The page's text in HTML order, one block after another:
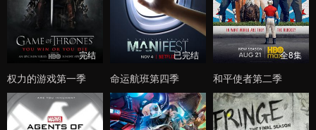
完结
权力的游戏第一季
已完结
命运航班第四季
全8集
和平使者第二季